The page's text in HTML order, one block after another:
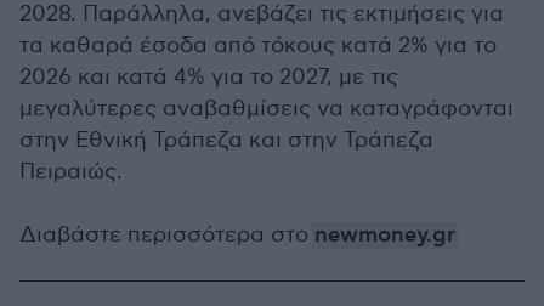
2028. Παράλληλα, ανεβάζει τις εκτιμήσεις για
τα καθαρά έσοδα από τόκους κατά 2% για το
2026 και κατά 4% για το 2027, με τις
μεγαλύτερες αναβαθμίσεις να καταγράφονται
στην Εθνική Τράπεζα και στην Τράπεζα
Πειραιώς.
Διαβάστε περισσότερα στο newmoney.gr